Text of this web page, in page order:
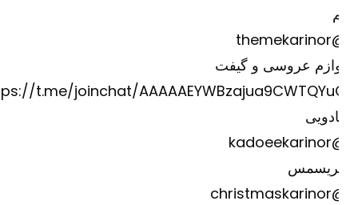
عروسی و گیفت
https://t.me/joinchat/